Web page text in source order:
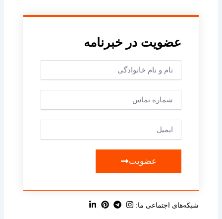
عضویت در خبرنامه
Name
عضویت
شبکه‌های اجتماعی ما: